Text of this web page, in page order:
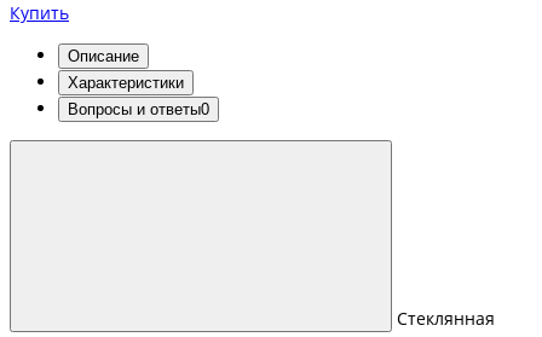
Купить
Описание
Характеристики
Вопросы и ответы0
Стеклянная